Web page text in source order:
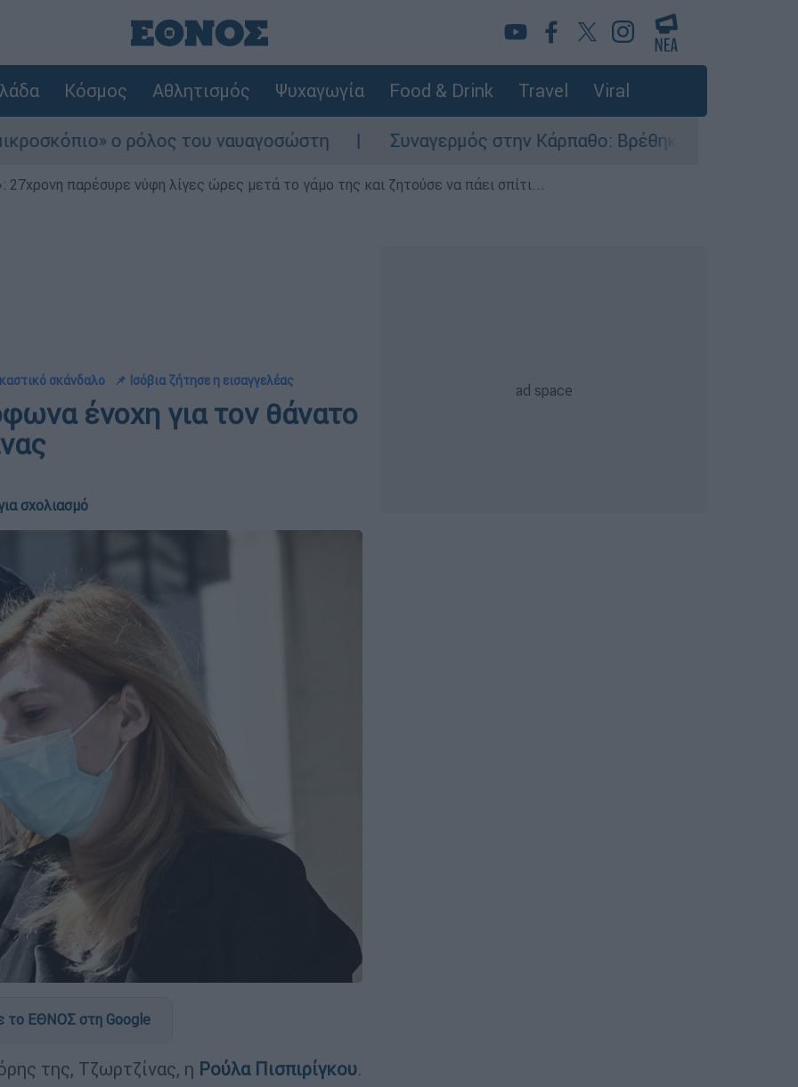
Κόσμος Αθλητισμός Ψυχαγωγία Food & Drink Travel Viral
ο ρόλος του ναυαγοσώστη Συναγερμός στην Κάρπαθο: Βρέθηκαν παλιά πυρομαχικά
παρέσυρε νύφη λίγες ώρες μετά το γάμο της και ζητούσε να πάει σπίτι...
σκάνδαλο
📌 Ισόβια ζήτησε η εισαγγελέας
ένοχη για τον θάνατο
σχολιασμό
το ΕΘΝΟΣ στη Google
της, Τζωρτζίνας, η Ρούλα Πισπιρίγκου.